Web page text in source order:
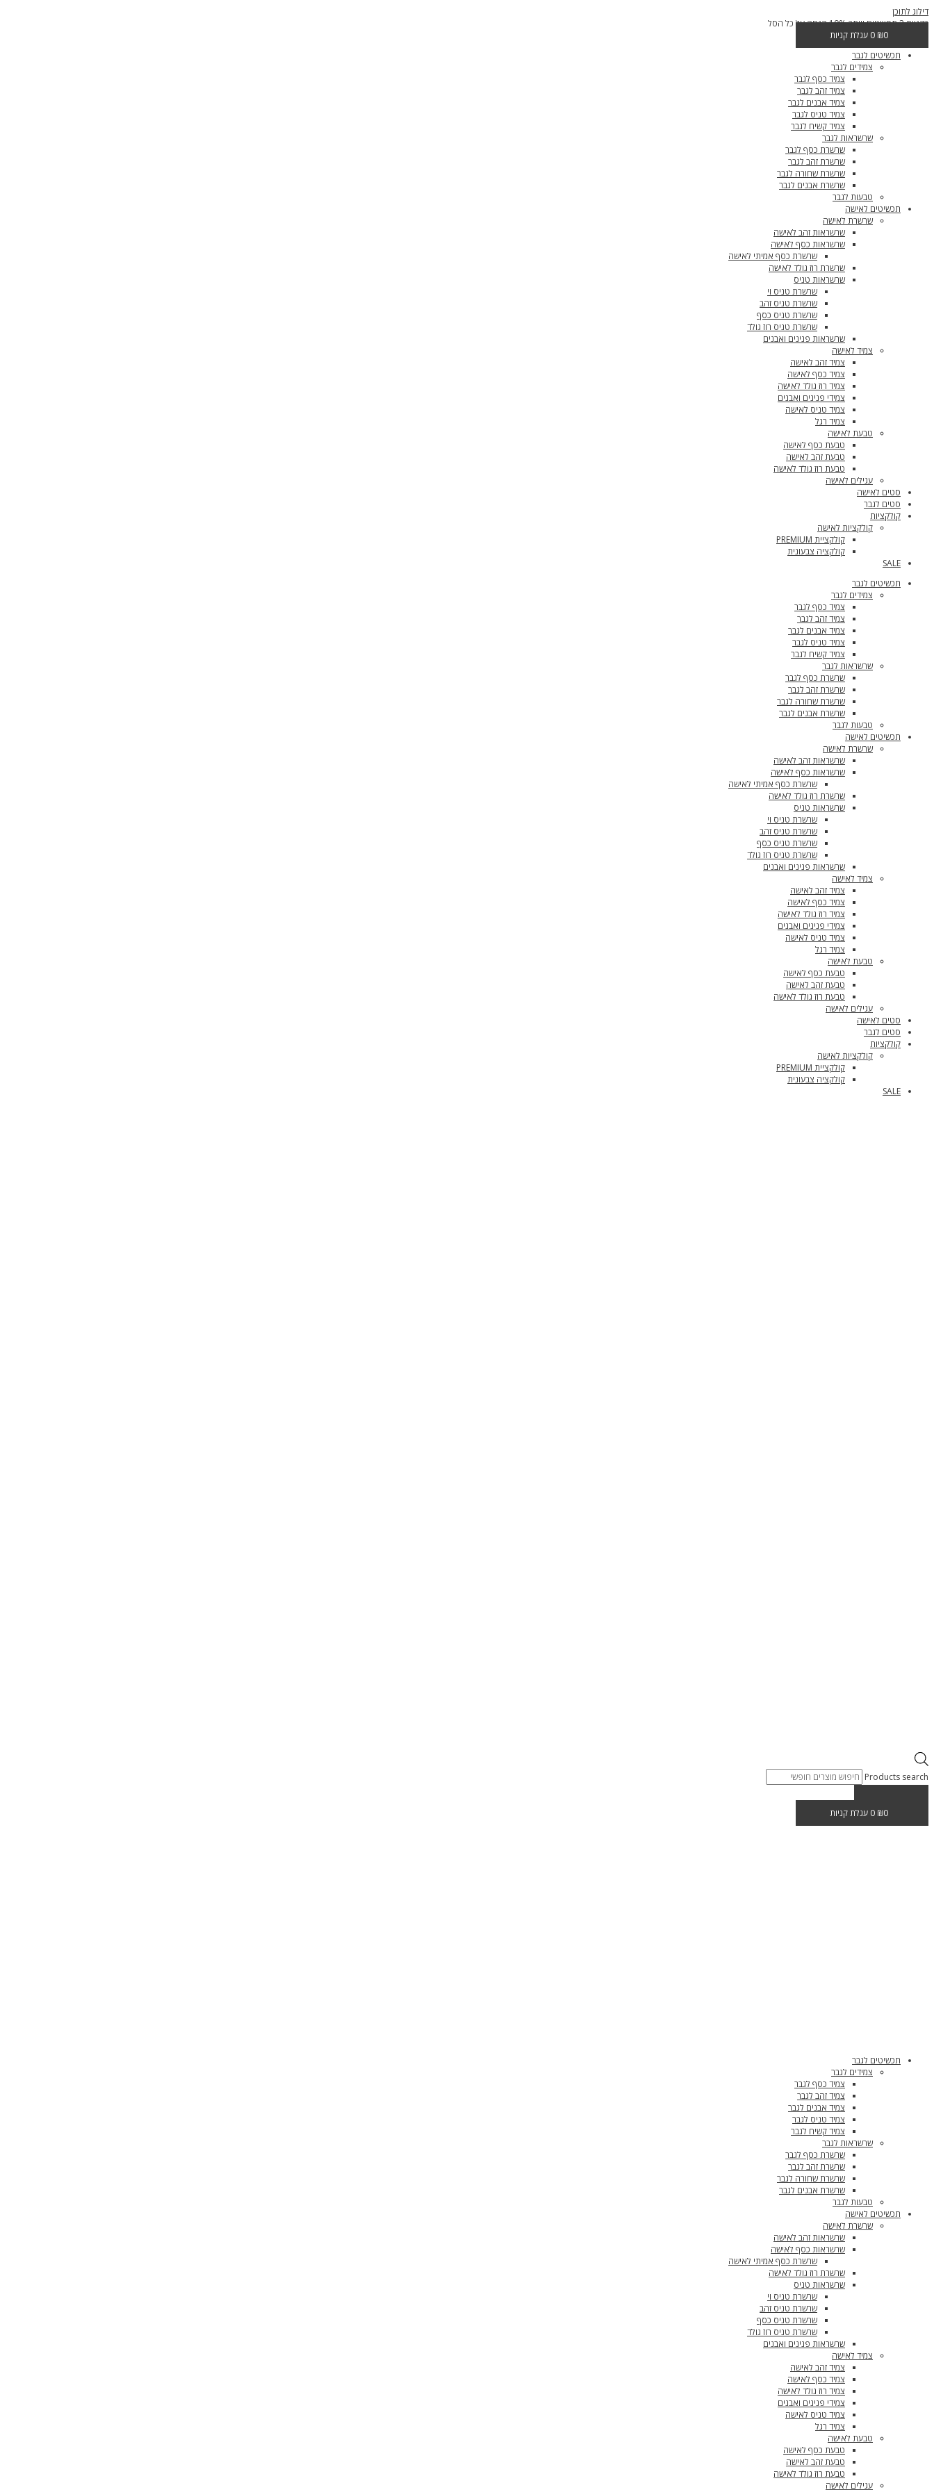
דילוג לתוכן
בקניית 2 תכשיטים ויותר 10% הנחה על כל הסל
₪0
0 עגלת קניות
תכשיטים לגבר
צמידים לגבר
צמיד כסף לגבר
צמיד זהב לגבר
צמיד אבנים לגבר
צמיד טניס לגבר
צמיד קשיח לגבר
שרשראות לגבר
שרשרת כסף לגבר
שרשרת זהב לגבר
שרשרת שחורה לגבר
שרשרת אבנים לגבר
טבעות לגבר
תכשיטים לאישה
שרשרת לאישה
שרשראות זהב לאישה
שרשראות כסף לאישה
שרשרת כסף אמיתי לאישה
שרשרת רוז גולד לאישה
שרשראות טניס
שרשרת טניס וי
שרשרת טניס זהב
שרשרת טניס כסף
שרשרת טניס רוז גולד
שרשראות פנינים ואבנים
צמיד לאישה
צמיד זהב לאישה
צמיד כסף לאישה
צמיד רוז גולד לאישה
צמידי פנינים ואבנים
צמיד טניס לאישה
צמיד רגל
טבעת לאישה
טבעת כסף לאישה
טבעת זהב לאישה
טבעת רוז גולד לאישה
עגילים לאישה
סטים לאישה
סטים לגבר
קולקציות
קולקציות לאישה
קולקציית PREMIUM
קולקציה צבעונית
SALE
תכשיטים לגבר
צמידים לגבר
צמיד כסף לגבר
צמיד זהב לגבר
צמיד אבנים לגבר
צמיד טניס לגבר
צמיד קשיח לגבר
שרשראות לגבר
שרשרת כסף לגבר
שרשרת זהב לגבר
שרשרת שחורה לגבר
שרשרת אבנים לגבר
טבעות לגבר
תכשיטים לאישה
שרשרת לאישה
שרשראות זהב לאישה
שרשראות כסף לאישה
שרשרת כסף אמיתי לאישה
שרשרת רוז גולד לאישה
שרשראות טניס
שרשרת טניס וי
שרשרת טניס זהב
שרשרת טניס כסף
שרשרת טניס רוז גולד
שרשראות פנינים ואבנים
צמיד לאישה
צמיד זהב לאישה
צמיד כסף לאישה
צמיד רוז גולד לאישה
צמידי פנינים ואבנים
צמיד טניס לאישה
צמיד רגל
טבעת לאישה
טבעת כסף לאישה
טבעת זהב לאישה
טבעת רוז גולד לאישה
עגילים לאישה
סטים לאישה
סטים לגבר
קולקציות
קולקציות לאישה
קולקציית PREMIUM
קולקציה צבעונית
SALE
Products search
₪0
0 עגלת קניות
תכשיטים לגבר
צמידים לגבר
צמיד כסף לגבר
צמיד זהב לגבר
צמיד אבנים לגבר
צמיד טניס לגבר
צמיד קשיח לגבר
שרשראות לגבר
שרשרת כסף לגבר
שרשרת זהב לגבר
שרשרת שחורה לגבר
שרשרת אבנים לגבר
טבעות לגבר
תכשיטים לאישה
שרשרת לאישה
שרשראות זהב לאישה
שרשראות כסף לאישה
שרשרת כסף אמיתי לאישה
שרשרת רוז גולד לאישה
שרשראות טניס
שרשרת טניס וי
שרשרת טניס זהב
שרשרת טניס כסף
שרשרת טניס רוז גולד
שרשראות פנינים ואבנים
צמיד לאישה
צמיד זהב לאישה
צמיד כסף לאישה
צמיד רוז גולד לאישה
צמידי פנינים ואבנים
צמיד טניס לאישה
צמיד רגל
טבעת לאישה
טבעת כסף לאישה
טבעת זהב לאישה
טבעת רוז גולד לאישה
עגילים לאישה